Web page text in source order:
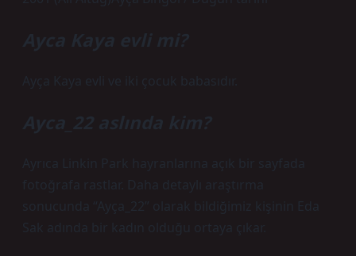
Ayca Kaya evli mi?
Ayça Kaya evli ve iki çocuk babasıdır.
Ayca_22 aslında kim?
Ayrıca Linkin Park hayranlarına açık bir sayfada
fotoğrafa rastlar. Daha detaylı araştırma
sonucunda “Ayça_22” olarak bildiğimiz kişinin Eda
Sak adında bir kadın olduğu ortaya çıkar.